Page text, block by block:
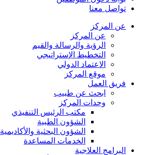
تواصل معنا
عن المركز
عن المركز
الرؤية والرسالة والقيم
التخطيط الإستراتيجي
الاعتماد الدولي
موقع المركز
فريق العمل
ابحث عن طبيب
وحدات المركز
مكتب الرئيس التنفيذي
الشؤون الطبية
الشؤون البحثية والأكاديمية
الخدمات المساعدة
البرامج العلاجية